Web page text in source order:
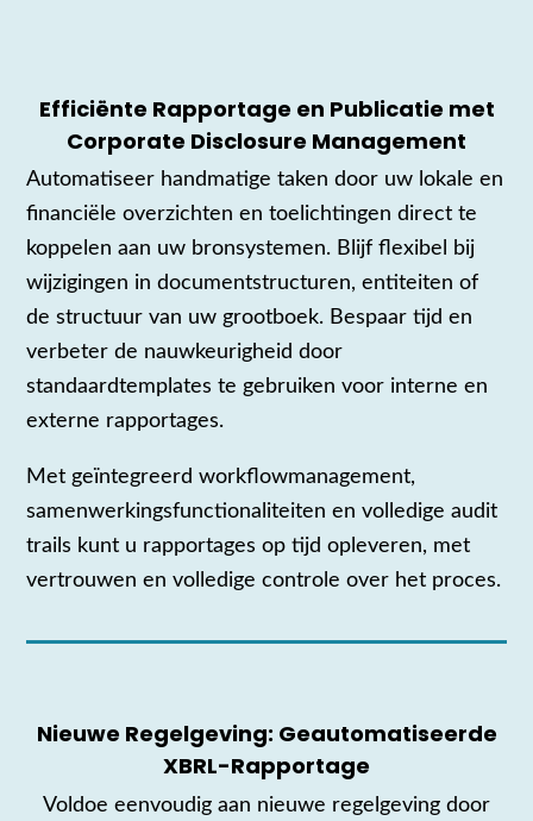
Efficiënte Rapportage en Publicatie met
Corporate Disclosure Management
Automatiseer handmatige taken door uw lokale en
financiële overzichten en toelichtingen direct te
koppelen aan uw bronsystemen. Blijf flexibel bij
wijzigingen in documentstructuren, entiteiten of
de structuur van uw grootboek. Bespaar tijd en
verbeter de nauwkeurigheid door
standaardtemplates te gebruiken voor interne en
externe rapportages.
Met geïntegreerd workflowmanagement,
samenwerkingsfunctionaliteiten en volledige audit
trails kunt u rapportages op tijd opleveren, met
vertrouwen en volledige controle over het proces.
Nieuwe Regelgeving: Geautomatiseerde
XBRL-Rapportage
Voldoe eenvoudig aan nieuwe regelgeving door